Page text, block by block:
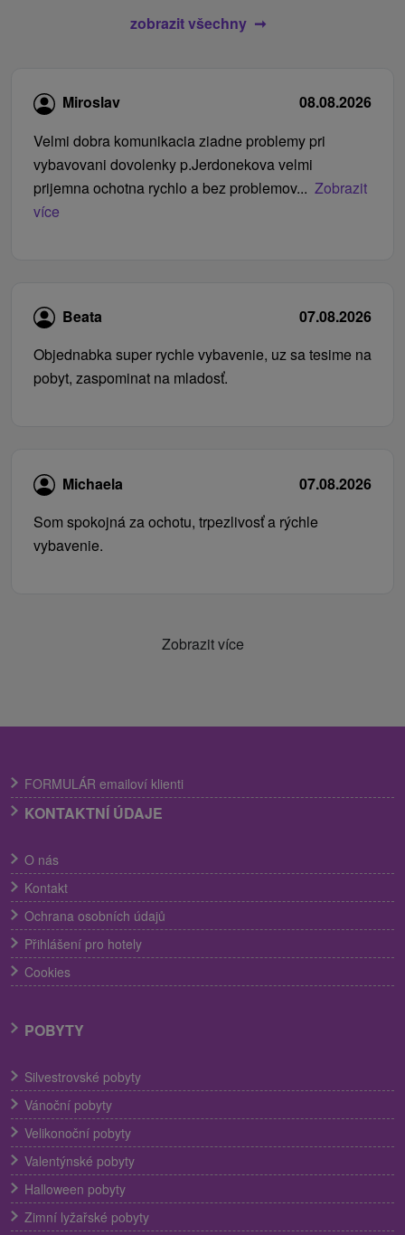
zobrazit všechny
Miroslav
08.08.2026
Velmi dobra komunikacia ziadne problemy pri
vybavovani dovolenky p.Jerdonekova velmi
prijemna ochotna rychlo a bez problemov... Zobrazit
více
Beata
07.08.2026
Objednabka super rychle vybavenie, uz sa tesime na
pobyt, zaspominat na mladosť.
Michaela
07.08.2026
Som spokojná za ochotu, trpezlivosť a rýchle
vybavenie.
Zobrazit více
FORMULÁR emailoví klienti
KONTAKTNÍ ÚDAJE
O nás
Kontakt
Ochrana osobních údajů
Přihlášení pro hotely
Cookies
POBYTY
Silvestrovské pobyty
Vánoční pobyty
Velikonoční pobyty
Valentýnské pobyty
Halloween pobyty
Zimní lyžařské pobyty